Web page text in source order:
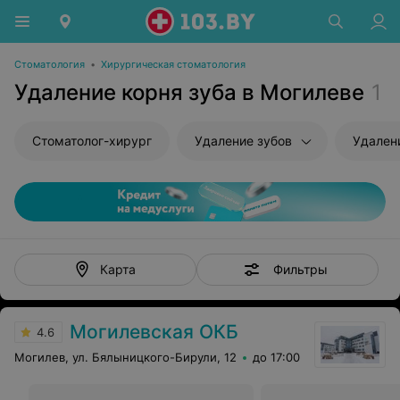
Стоматология • Хирургическая стоматология
Удаление корня зуба в Могилеве 1
Стоматолог-хирург Удаление зубов
Карта Фильтры
4.6 Могилевская ОКБ
Могилев, ул. Бялыницкого-Бирули, 12 до 17:00